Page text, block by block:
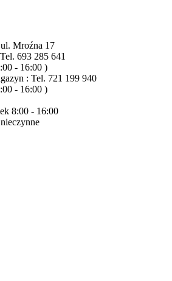
Mroźna 17
693 285 641
- 16:00 )
: Tel. 721 199 940
- 16:00 )
8:00 - 16:00